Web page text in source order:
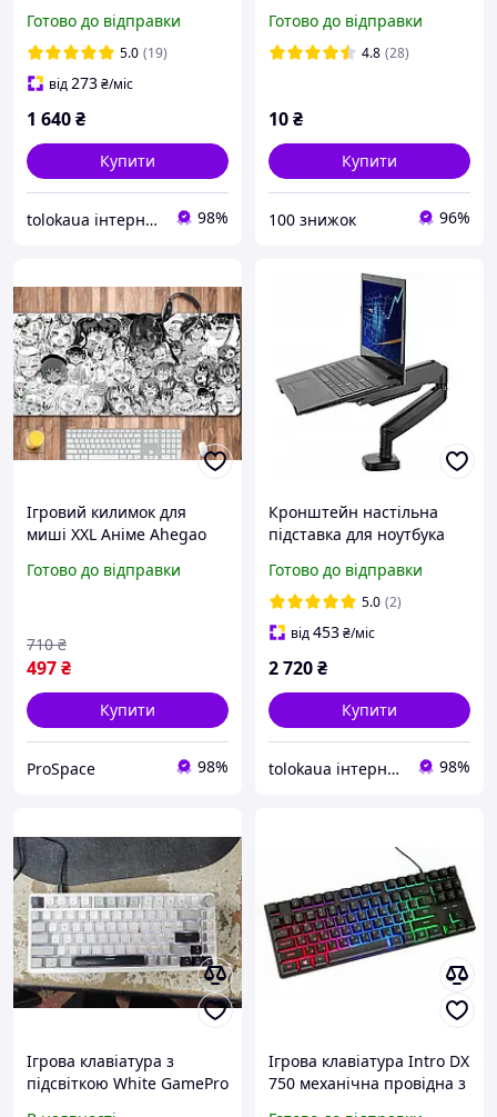
монітора
Готово до відправки
5.0 (19)
від273₴/міс
1 640₴
Купити
tolokaua інтернет-магазин товарів для дому 98%
ватів
Готово до відправки
4.8 (28)
10₴
Купити
100 знижок 96%
Ігровий килимок для
миші XXL Аніме Ahegao
Готово до відправки
497₴
710 ₴
Купити
ProSpace 98%
Кронштейн настільна
підставка для ноутбука
Готово до відправки
5.0 (2)
від453₴/міс
2 720₴
Купити
tolokaua інтернет-магазин товарів для дому 98%
Ігрова клавіатура з
підсвіткою White GamePro
Ігрова клавіатура Intro DX
750 механічна провідна з